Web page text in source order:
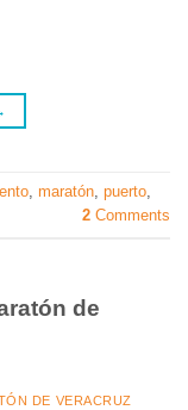
maratón puerto
2 Comments
de
DE VERACRUZ